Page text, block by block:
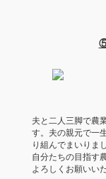
夫と二人三脚で農
す。夫の親元で一
り組んでまいりま
自分たちの目指す
よろしくお願いい